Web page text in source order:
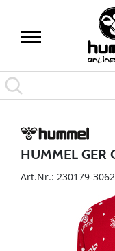
HUMMEL GER
Art.Nr.: 230179-